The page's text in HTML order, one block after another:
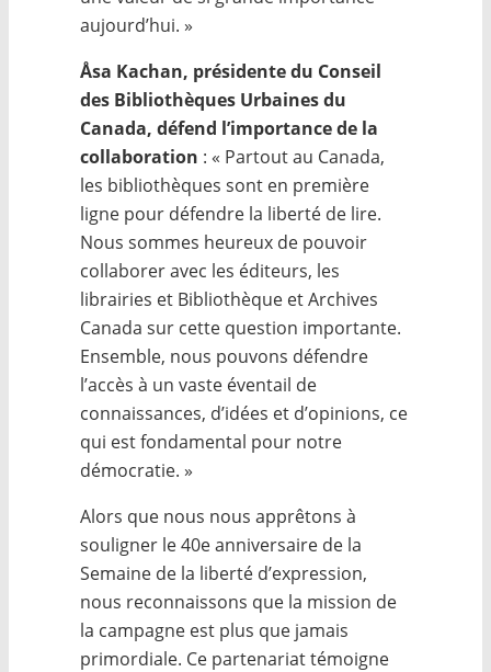
aujourd’hui. »
Åsa Kachan, présidente du Conseil
des Bibliothèques Urbaines du
Canada, défend l’importance de la
collaboration : « Partout au Canada,
les bibliothèques sont en première
ligne pour défendre la liberté de lire.
Nous sommes heureux de pouvoir
collaborer avec les éditeurs, les
librairies et Bibliothèque et Archives
Canada sur cette question importante.
Ensemble, nous pouvons défendre
l’accès à un vaste éventail de
connaissances, d’idées et d’opinions, ce
qui est fondamental pour notre
démocratie. »
Alors que nous nous apprêtons à
souligner le 40e anniversaire de la
Semaine de la liberté d’expression,
nous reconnaissons que la mission de
la campagne est plus que jamais
primordiale. Ce partenariat témoigne